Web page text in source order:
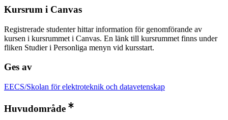
Kursrum i Canvas
Registrerade studenter hittar information för genomförande av
kursen i kursrummet i Canvas. En länk till kursrummet finns under
fliken Studier i Personliga menyn vid kursstart.
Ges av
EECS/Skolan för elektroteknik och datavetenskap
Huvudområde